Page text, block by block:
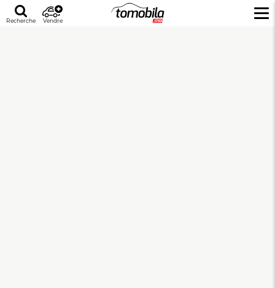
Recherche Vendre